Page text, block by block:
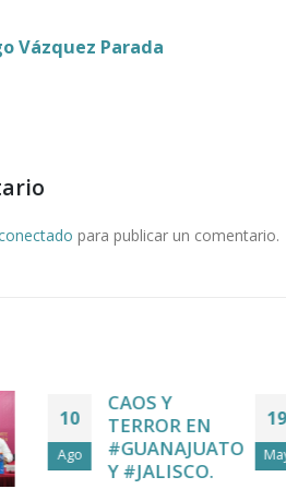
Vázquez Parada
para publicar un comentario.
10
Ago
CAOS Y
TERROR EN
#GUANAJUATO
Y #JALISCO.
19
May